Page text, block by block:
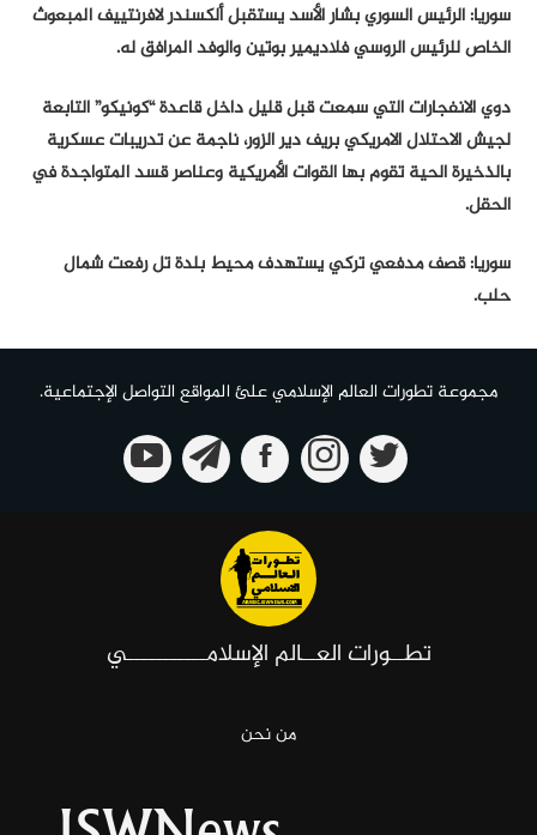
سوريا: الرئيس السوري بشار الأسد يستقبل ألكسندر لافرنتييف المبعوث
الخاص للرئيس الروسي فلاديمير بوتين والوفد المرافق له.
دوي الانفجارات التي سمعت قبل قليل داخل قاعدة “كونيكو” التابعة
لجيش الاحتلال الامريكي بريف دير الزور، ناجمة عن تدريبات عسكرية
بالذخيرة الحية تقوم بها القوات الأمريكية وعناصر قسد المتواجدة في
الحقل.
سوريا: قصف مدفعي تركي يستهدف محيط بلدة تل رفعت شمال
حلب.
مجموعة تطورات العالم الإسلامي علئ المواقع التواصل الإجتماعية.
تطــورات العــالم الإسلامـــــــــــي
من نحن